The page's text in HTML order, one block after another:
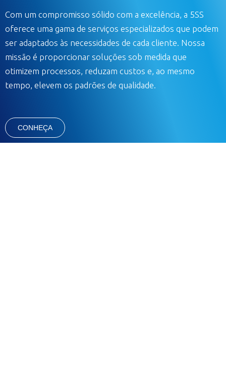
Com um compromisso sólido com a excelência, a 5SS
oferece uma gama de serviços especializados que podem
ser adaptados às necessidades de cada cliente. Nossa
missão é proporcionar soluções sob medida que
otimizem processos, reduzam custos e, ao mesmo
tempo, elevem os padrões de qualidade.
CONHEÇA